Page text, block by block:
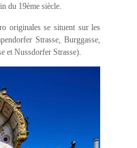
du 19ème siècle.
originales se situent sur les
Strasse, Burggasse,
et Nussdorfer Strasse).